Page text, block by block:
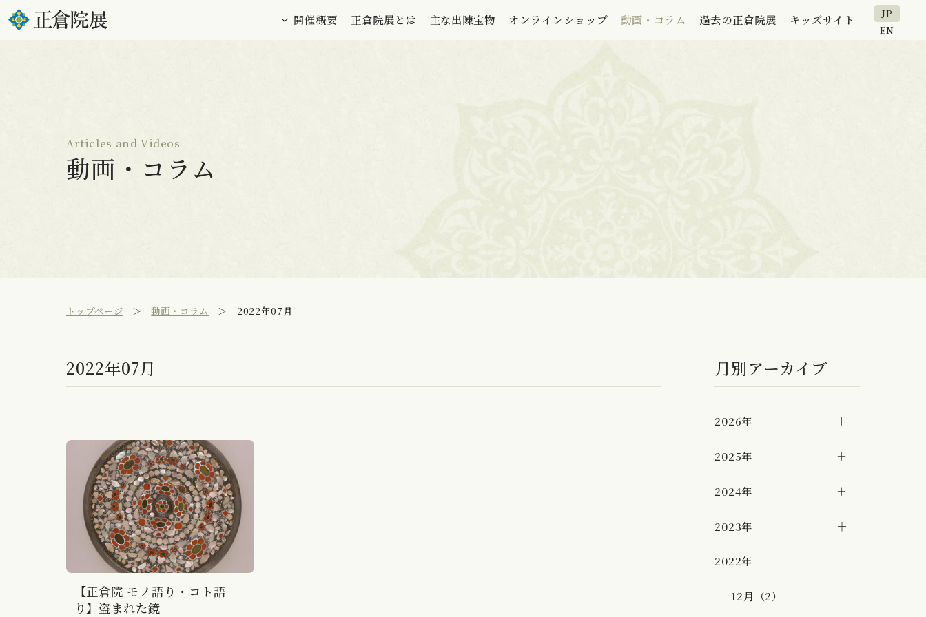
開催概要 正倉院展とは 主な出陳宝物 オンラインショップ 動画・コラム 過去の正倉院展 キッズサイト
JP
EN
トップページ 動画・コラム 2022年07月
Articles and Videos
動画・コラム
2022年07月
【正倉院 モノ語り・コト語
り】盗まれた鏡
月別アーカイブ
2026年
2025年
2024年
2023年
2022年
12月（2）